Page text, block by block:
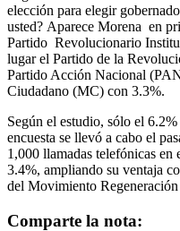
elección para elegir
usted? Aparece Morena en
Partido Revolucionario
lugar el Partido de la
Partido Acción Nacional
Ciudadano (MC) con 3.3%.
Según el estudio, sólo el
encuesta se llevó a cabo el
1,000 llamadas telefónicas en
3.4%, ampliando su ventaja
del Movimiento
Comparte la nota: